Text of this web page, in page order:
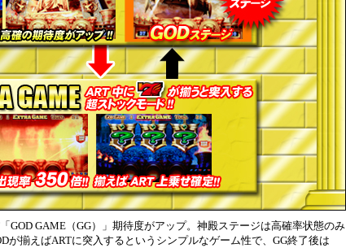
GAME（GG）」期待度がアップ。神殿ステージは高確率状態のみ
揃えばARTに突入するというシンプルなゲーム性で、GG終了後は